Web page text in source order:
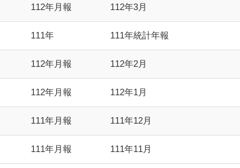
112年月報 112年3月
111年 111年統計年報
112年月報 112年2月
112年月報 112年1月
111年月報 111年12月
111年月報 111年11月